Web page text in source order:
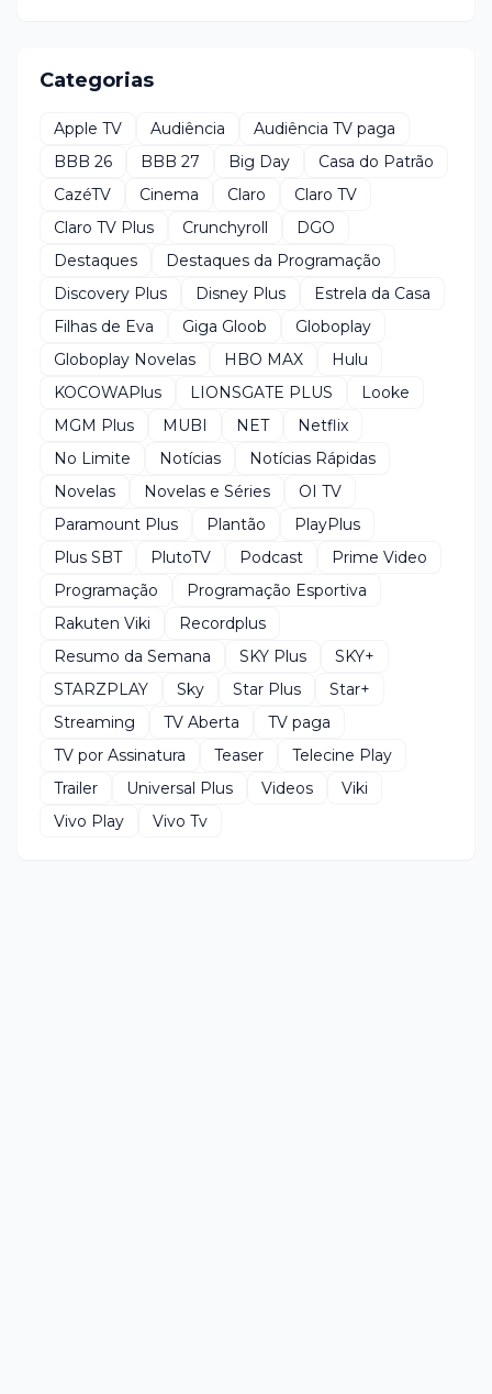
Categorias
Apple TV Audiência
Audiência TV paga
BBB 26
BBB 27 Big Day
Casa do Patrão
CazéTV
Cinema Claro
Claro TV
Claro TV Plus
Crunchyroll
DGO
Destaques
Destaques da Programação
Discovery Plus
Disney Plus
Estrela da Casa
Filhas de Eva
Giga Gloob
Globoplay
Globoplay Novelas
HBO MAX
Hulu
KOCOWAPlus
LIONSGATE PLUS
Looke
MGM Plus
MUBI NET
Netflix
No Limite
Notícias
Notícias Rápidas
Novelas
Novelas e Séries
OI TV
Paramount Plus
Plantão
PlayPlus
Plus SBT
PlutoTV Podcast
Prime Video
Programação
Programação Esportiva
Rakuten Viki
Recordplus
Resumo da Semana
SKY Plus
SKY+
STARZPLAY
Sky Star Plus
Star+
Streaming
TV Aberta
TV paga
TV por Assinatura
Teaser
Telecine Play
Trailer
Universal Plus Videos
Viki
Vivo Play
Vivo Tv